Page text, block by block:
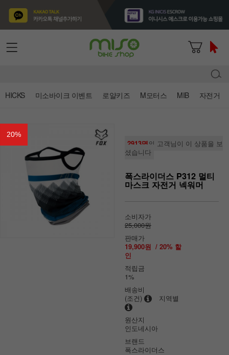
HICKS 미소바이크 이벤트 로얄키즈 M모터스 MIB 자전거
20%
2913명의 고객님이 이 상품을 보
셨습니다
폭스라이더스 P312 멀티
마스크 자전거 넥워머
소비자가
25,000원
판매가
19,900원 / 20% 할
인
적립금
1%
배송비
(조건)
지역별
원산지
인도네시아
브랜드
폭스라이더스